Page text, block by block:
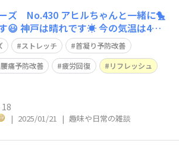
ズ No.430 アヒルちゃんと一緒に🐤
😃 神戸は晴れです☀️ 今の気温は4
日のストレッチは、難
してください。 左手をお尻の下に置
ストレッチ
首凝り予防改善
腰痛予防改善 疲労回復
リフレッシュ
18
| 2025/01/21 | 趣味や日常の雑談